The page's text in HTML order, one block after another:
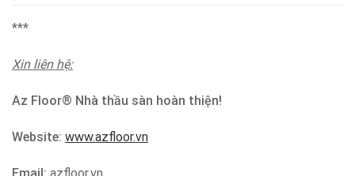
***
Xin liên hệ:
Az Floor® Nhà thầu sàn hoàn thiện!
Website: www.azfloor.vn
Email: azfloor.vn